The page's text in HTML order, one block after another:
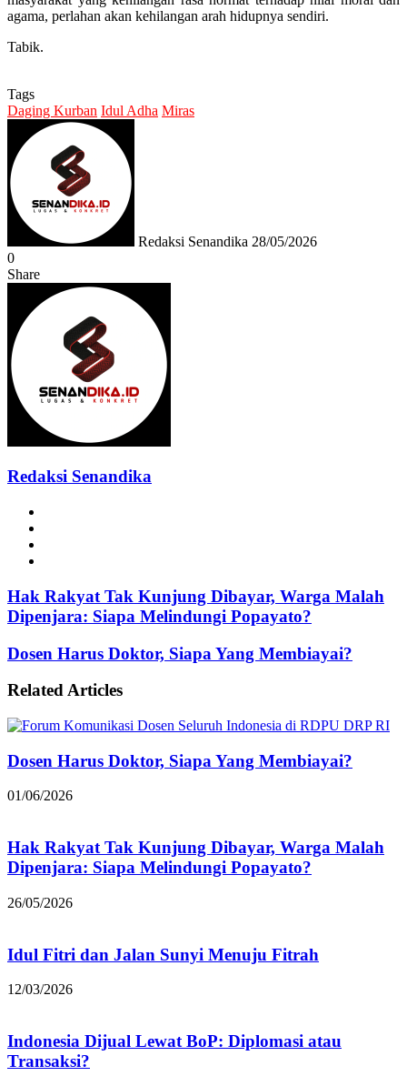
agama, perlahan akan kehilangan arah hidupnya sendiri.
Tabik.
Tags
Daging Kurban Idul Adha Miras
Redaksi Senandika 28/05/2026
0
Share
Facebook
Messenger
Messenger
WhatsApp
Telegram
Redaksi Senandika
Hak Rakyat Tak Kunjung Dibayar, Warga Malah
Dipenjara: Siapa Melindungi Popayato?
Dosen Harus Doktor, Siapa Yang Membiayai?
Related Articles
Dosen Harus Doktor, Siapa Yang Membiayai?
01/06/2026
Hak Rakyat Tak Kunjung Dibayar, Warga Malah
Dipenjara: Siapa Melindungi Popayato?
26/05/2026
Idul Fitri dan Jalan Sunyi Menuju Fitrah
12/03/2026
Indonesia Dijual Lewat BoP: Diplomasi atau
Transaksi?